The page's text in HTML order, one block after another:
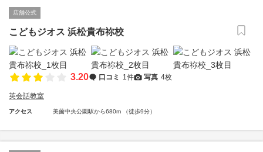
店舗公式
こどもジオス 浜松貴布祢校
3.20 口コミ 1件 写真 4枚
英会話教室
アクセス 美薗中央公園駅から680m （徒歩9分）